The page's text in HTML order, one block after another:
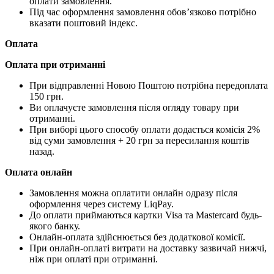
Під час оформлення замовлення обов’язково потрібно
вказати поштовий індекс.
Оплата
Оплата при отриманні
При відправленні Новою Поштою потрібна передоплата
150 грн.
Ви оплачуєте замовлення після огляду товару при
отриманні.
При виборі цього способу оплати додається комісія 2%
від суми замовлення + 20 грн за пересилання коштів
назад.
Оплата онлайн
Замовлення можна оплатити онлайн одразу після
оформлення через систему LiqPay.
До оплати приймаються картки Visa та Mastercard будь-
якого банку.
Онлайн-оплата здійснюється без додаткової комісії.
При онлайн-оплаті витрати на доставку зазвичай нижчі,
ніж при оплаті при отриманні.